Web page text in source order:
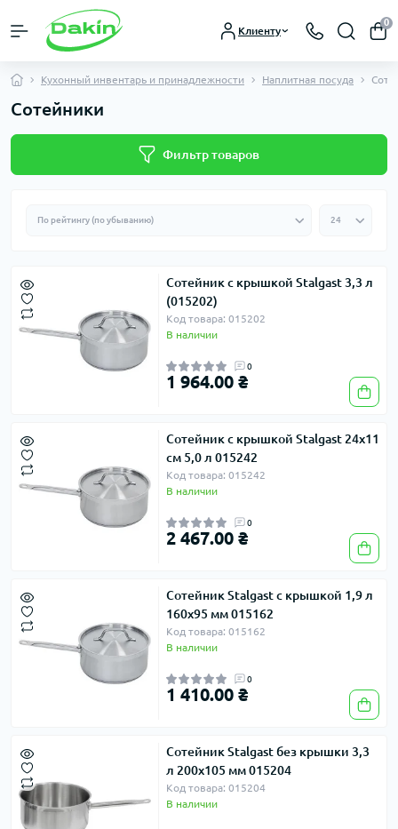
Клиенту
0
Кухонный инвентарь и принадлежности Наплитная посуда
Сотейники
Фильтр товаров
Сотейник с крышкой Stalgast 3,3 л
(015202)
Код товара: 015202
В наличии
0
1 964.00 ₴
Сотейник с крышкой Stalgast 24х11
см 5,0 л 015242
Код товара: 015242
В наличии
0
2 467.00 ₴
Сотейник Stalgast с крышкой 1,9 л
160х95 мм 015162
Код товара: 015162
В наличии
0
1 410.00 ₴
Сотейник Stalgast без крышки 3,3
л 200х105 мм 015204
Код товара: 015204
В наличии